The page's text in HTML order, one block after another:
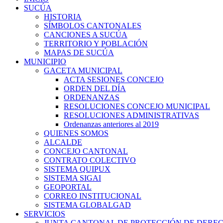
SUCÚA
HISTORIA
SÍMBOLOS CANTONALES
CANCIONES A SUCÚA
TERRITORIO Y POBLACIÓN
MAPAS DE SUCÚA
MUNICIPIO
GACETA MUNICIPAL
ACTA SESIONES CONCEJO
ORDEN DEL DÍA
ORDENANZAS
RESOLUCIONES CONCEJO MUNICIPAL
RESOLUCIONES ADMINISTRATIVAS
Ordenanzas anteriores al 2019
QUIENES SOMOS
ALCALDE
CONCEJO CANTONAL
CONTRATO COLECTIVO
SISTEMA QUIPUX
SISTEMA SIGAI
GEOPORTAL
CORREO INSTITUCIONAL
SISTEMA GLOBALGAD
SERVICIOS